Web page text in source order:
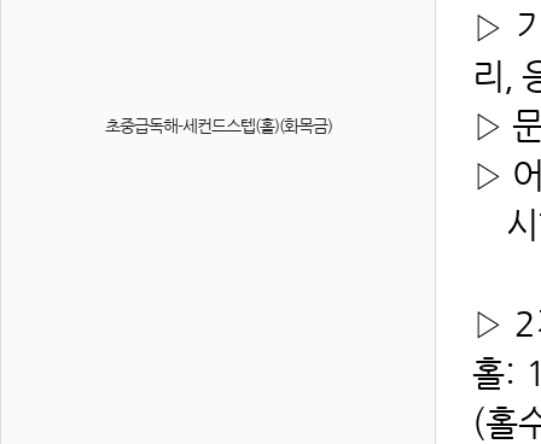
초중급독해-세컨드스텝(홀)(화목금)
▷
리,
▷
▷
시
▷ 2
홀:
(홀